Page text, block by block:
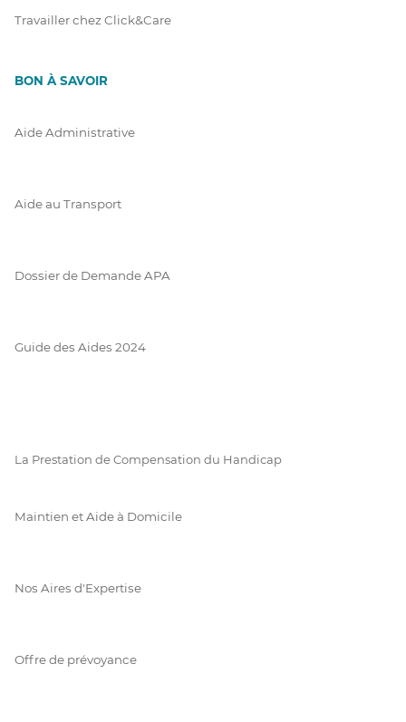
Travailler chez Click&Care
BON À SAVOIR
Aide Administrative
Aide au Transport
Dossier de Demande APA
Guide des Aides 2024
La Prestation de Compensation du Handicap
Maintien et Aide à Domicile
Nos Aires d'Expertise
Offre de prévoyance